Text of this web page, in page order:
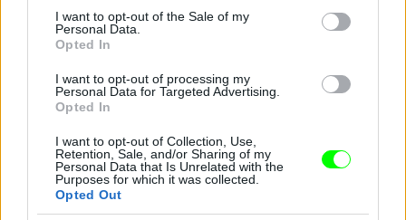
consent section.
I want to opt-out of the Sale of my
Personal Data.
Opted In
I want to opt-out of processing my
Personal Data for Targeted Advertising.
Opted In
I want to opt-out of Collection, Use,
Retention, Sale, and/or Sharing of my
Personal Data that Is Unrelated with the
Purposes for which it was collected.
Opted Out
Danics Danics Dóra átlátszó aljú ruhában
Fotó: / RTL Sajtóklub